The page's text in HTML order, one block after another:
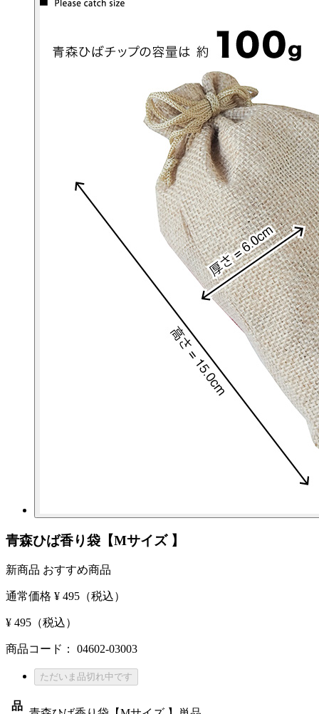
青森ひば香り袋【Mサイズ 】
新商品 おすすめ商品
通常価格 ¥ 495 （税込）
¥ 495 （税込）
商品コード： 04602-03003
ただいま品切れ中です
品